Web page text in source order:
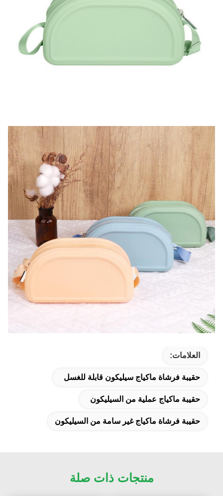
العلامات:
حقيبة فرشاة ماكياج سيليكون قابلة للغسل
حقيبة ماكياج عملية من السيليكون
حقيبة فرشاة ماكياج غير سامة من السيليكون
منتجات ذات صلة